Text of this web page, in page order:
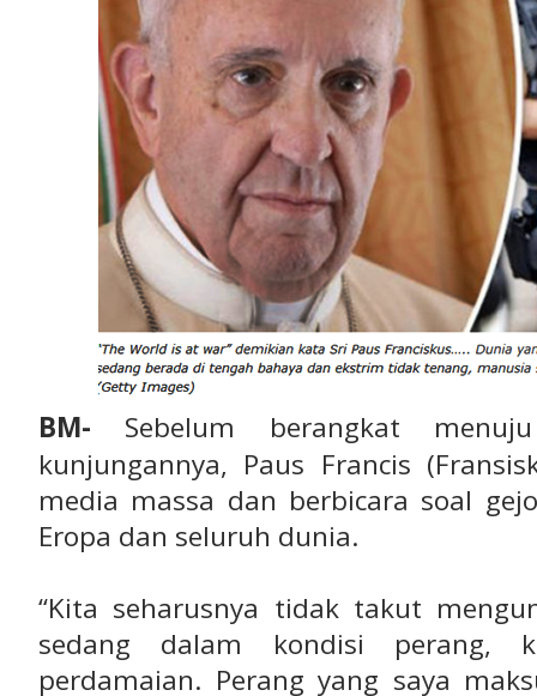
BM- Sebelum berangkat
kunjungannya, Paus Francis
media massa dan berbicara soal
Eropa dan seluruh dunia.
“Kita seharusnya tidak takut
sedang dalam kondisi perang,
perdamaian. Perang yang saya